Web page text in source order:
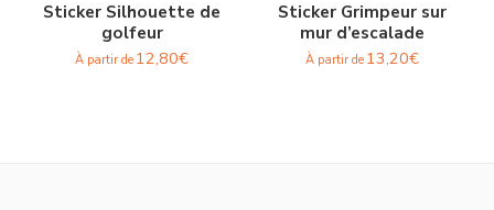
Sticker Silhouette de
golfeur
À partir de 12,80€
Sticker Grimpeur sur
mur d’escalade
À partir de 13,20€